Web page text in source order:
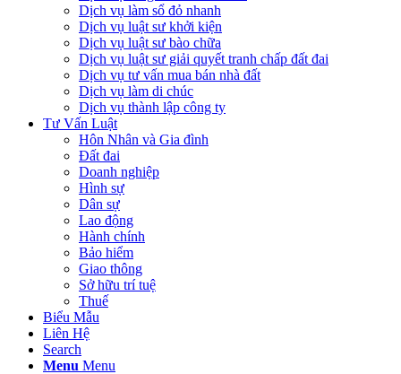
Dịch vụ làm sổ đỏ nhanh
Dịch vụ luật sư khởi kiện
Dịch vụ luật sư bào chữa
Dịch vụ luật sư giải quyết tranh chấp đất đai
Dịch vụ tư vấn mua bán nhà đất
Dịch vụ làm di chúc
Dịch vụ thành lập công ty
Tư Vấn Luật
Hôn Nhân và Gia đình
Đất đai
Doanh nghiệp
Hình sự
Dân sự
Lao động
Hành chính
Bảo hiểm
Giao thông
Sở hữu trí tuệ
Thuế
Biểu Mẫu
Liên Hệ
Search
Menu Menu